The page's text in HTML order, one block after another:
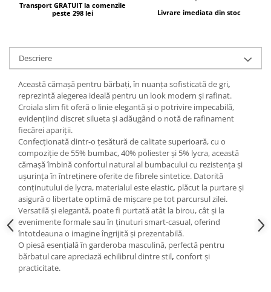
Transport GRATUIT la comenzile
peste 298 lei
Livrare imediata din stoc
Descriere
Această cămașă pentru bărbați, în nuanța sofisticată degri,
reprezintă alegerea ideală pentru un look modern și rafinat.
Croialaslim fitoferă o linie elegantă și o potrivire impecabilă,
evidențiind discret silueta și adăugând o notă de rafinament
fiecărei apariții.
Confecționată dintr-o țesătură de calitate superioară, cu o
compoziție de 55% bumbac,40% poliesterși 5% lycra, această
cămașă îmbinăconfortul natural al bumbaculuicu rezistența și
ușurința în întreținereoferite de fibrele sintetice. Datorită
conținutului de lycra, materialul esteelastic, plăcut la purtareși
asigură o libertate optimă de mișcare pe tot parcursul zilei.
Versatilă și elegantă, poate fi purtată atât la birou, cât și la
evenimente formalesau în ținuturi smart-casual, oferind
întotdeauna o imagine îngrijită și prezentabilă.
O piesă esențialăîn garderoba masculină, perfectă pentru
bărbatul care apreciază echilibrul dintrestil, confortși
practicitate.